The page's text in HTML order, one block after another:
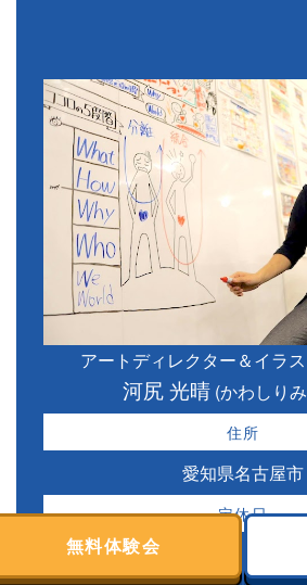
アートディレクター＆イラ
河尻 光晴(かわしり
住所
愛知県名古屋市
定休日
無料体験会